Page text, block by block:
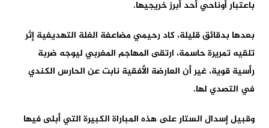
باعتبار أوناحي أحد أبرز خريجيها.
بعدها بدقائق قليلة، كاد رحيمي مضاعفة الغلة التهديفية إثر
تلقيه تمريرة حاسمة، ارتقى المهاجم المغربي ليوجه ضربة
رأسية قوية، غير أن العارضة الأفقية نابت عن الحارس الكندي
في التصدي لها.
وقبيل إسدال الستار على هذه المباراة الكبيرة التي أبلى فيها